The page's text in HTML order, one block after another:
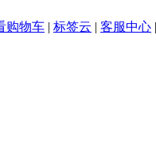
购物车 | 标签云 | 客服中心 |